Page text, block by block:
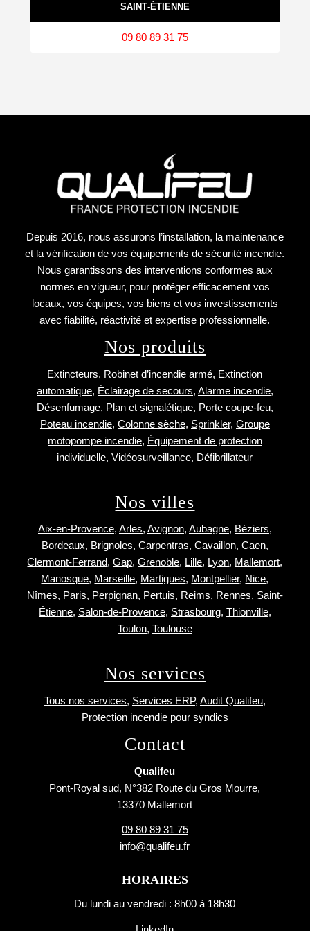
SAINT‑ÉTIENNE
09 80 89 31 75
Depuis 2016, nous assurons l’installation, la maintenance
et la vérification de vos équipements de sécurité incendie.
Nous garantissons des interventions conformes aux
normes en vigueur, pour protéger efficacement vos
locaux, vos équipes, vos biens et vos investissements
avec fiabilité, réactivité et expertise professionnelle.
Nos produits
Extincteurs, Robinet d’incendie armé, Extinction
automatique, Éclairage de secours, Alarme incendie,
Désenfumage, Plan et signalétique, Porte coupe-feu,
Poteau incendie, Colonne sèche, Sprinkler, Groupe
motopompe incendie, Équipement de protection
individuelle,Vidéosurveillance, Défibrillateur
Nos villes
Aix-en-Provence, Arles, Avignon, Aubagne, Béziers,
Bordeaux, Brignoles, Carpentras, Cavaillon, Caen,
Clermont-Ferrand,Gap,Grenoble, Lille, Lyon, Mallemort,
Manosque, Marseille, Martigues, Montpellier, Nice,
Nîmes, Paris, Perpignan, Pertuis, Reims, Rennes, Saint-
Étienne, Salon-de-Provence, Strasbourg, Thionville,
Toulon, Toulouse
Nos services
Tous nos services, Services ERP, Audit Qualifeu,
Protection incendie pour syndics
Contact
Qualifeu
Pont-Royal sud, N°382 Route du Gros Mourre,
13370 Mallemort
09 80 89 31 75
info@qualifeu.fr
HORAIRES
Du lundi au vendredi : 8h00 à 18h30